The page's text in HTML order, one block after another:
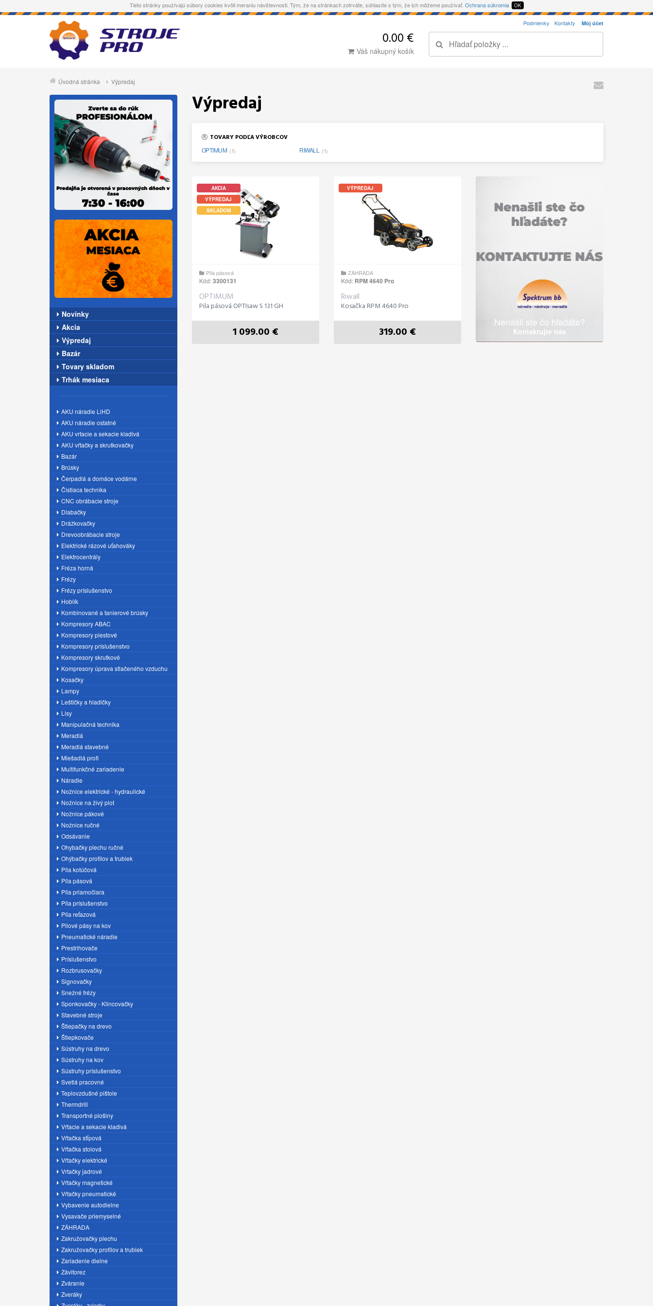
Tieto stránky používajú súbory cookies kvôli meraniu návštevnosti. Tým, že na stránkach zotrváte, súhlasíte s tým, že ich môžeme používať. Ochrana súkromia OK
Podmienky Kontakty Môj účet
0.00 €
Váš nákupný košík
Úvodná stránka Výpredaj
Novinky
Akcia
Výpredaj
Bazár
Tovary skladom
Trhák mesiaca
AKU náradie LiHD
AKU náradie ostatné
AKU vrtacie a sekacie kladivá
AKU vŕtačky a skrutkovačky
Bazár
Brúsky
Čerpadlá a domáce vodárne
Čistiaca technika
CNC obrábacie stroje
Dlabačky
Drážkovačky
Drevoobrábacie stroje
Elektrické rázové uťahováky
Elektrocentrály
Fréza horná
Frézy
Frézy príslušenstvo
Hoblík
Kombinované a tanierové brúsky
Kompresory ABAC
Kompresory piestové
Kompresory príslušenstvo
Kompresory skrutkové
Kompresory úprava stlačeného vzduchu
Kosačky
Lampy
Leštičky a hladičky
Lisy
Manipulačná technika
Meradlá
Meradlá stavebné
Miešadlá profi
Multifunkčné zariadenie
Náradie
Nožnice elektrické - hydraulické
Nožnice na živý plot
Nožnice pákové
Nožnice ručné
Odsávanie
Ohybačky plechu ručné
Ohýbačky profilov a trubiek
Píla kotúčová
Píla pásová
Píla priamočiara
Píla príslušenstvo
Píla reťazová
Pilové pásy na kov
Pneumatické náradie
Prestrihovače
Príslušenstvo
Rozbrusovačky
Signovačky
Snežné frézy
Sponkovačky - Klincovačky
Stavebné stroje
Štiepačky na drevo
Štiepkovače
Sústruhy na drevo
Sústruhy na kov
Sústruhy príslušenstvo
Svetlá pracovné
Teplovzdušné pištole
Thermdrill
Transportné plošiny
Vŕtacie a sekacie kladivá
Vŕtačka stĺpová
Vŕtačka stolová
Vŕtačky elektrické
Vrtačky jadrové
Vŕtačky magnetické
Vŕtačky pneumatické
Vybavenie autodielne
Vysavače priemyselné
ZÁHRADA
Zakružovačky plechu
Zakružovačky profilov a trubiek
Zariadenie dielne
Závitorez
Zváranie
Zveráky
Výpredaj
TOVARY PODĽA VÝROBCOV
OPTIMUM (1) RIWALL (1)
AKCIA
VÝPREDAJ
SKLADOM
Píla pásová
Kód:3300131
OPTIMUM
Pila pásová OPTIsaw S 131 GH
1 099.00 €
VÝPREDAJ
ZÁHRADA
Kód: RPM 4640 Pro
Riwall
Kosačka RPM 4640 Pro
319.00 €
Nenašli ste čo hľadáte?
Kontaktujte nás